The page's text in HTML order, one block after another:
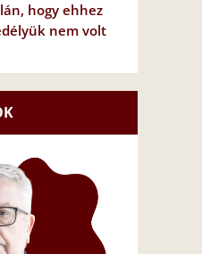
hogy ehhez
nem volt